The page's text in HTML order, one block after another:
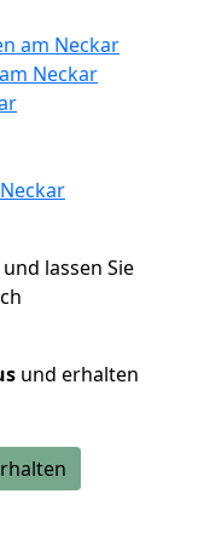
am Neckar
Neckar
lassen Sie
und erhalten